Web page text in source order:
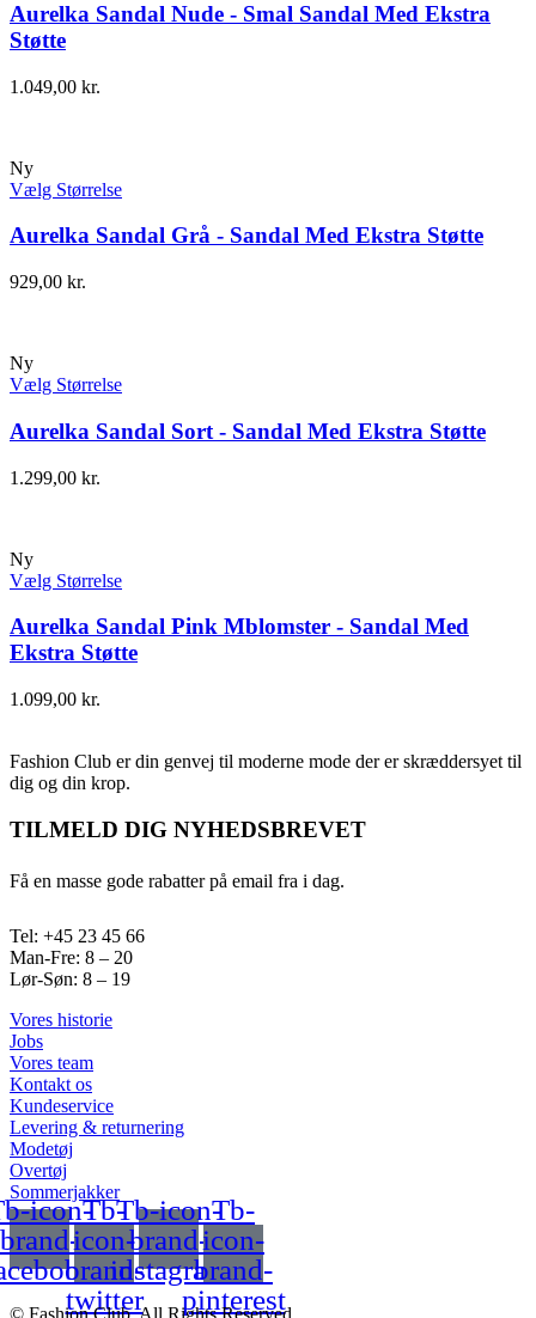
Aurelka Sandal Nude - Smal Sandal Med Ekstra
Støtte
1.049,00 kr.
Ny
Vælg Størrelse
Aurelka Sandal Grå - Sandal Med Ekstra Støtte
929,00 kr.
Ny
Vælg Størrelse
Aurelka Sandal Sort - Sandal Med Ekstra Støtte
1.299,00 kr.
Ny
Vælg Størrelse
Aurelka Sandal Pink Mblomster - Sandal Med
Ekstra Støtte
1.099,00 kr.
Fashion Club er din genvej til moderne mode der er skræddersyet til
dig og din krop.
TILMELD DIG NYHEDSBREVET
Få en masse gode rabatter på email fra i dag.
Tel: +45 23 45 66
Man-Fre: 8 – 20
Lør-Søn: 8 – 19
Vores historie
Jobs
Vores team
Kontakt os
Kundeservice
Levering & returnering
Modetøj
Overtøj
Sommerjakker
icon-
brand-
Tb-
icon-
brand-
twitter
Tb-icon-
brand-
instagram
Tb-
icon-
brand-
pinterest
© Fashion Club. All Rights Reserved.